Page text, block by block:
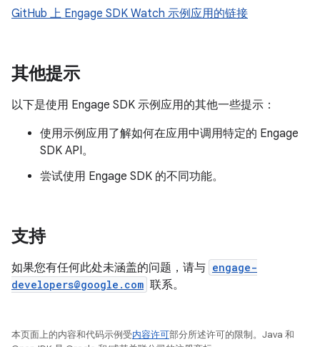
GitHub 上 Engage SDK Watch 示例应用的链接
其他提示
以下是使用 Engage SDK 示例应用的其他一些提示：
使用示例应用了解如何在应用中调用特定的 Engage
SDK API。
尝试使用 Engage SDK 的不同功能。
支持
如果您有任何此处未涵盖的问题，请与 engage-
developers@google.com 联系。
本页面上的内容和代码示例受内容许可部分所述许可的限制。Java 和